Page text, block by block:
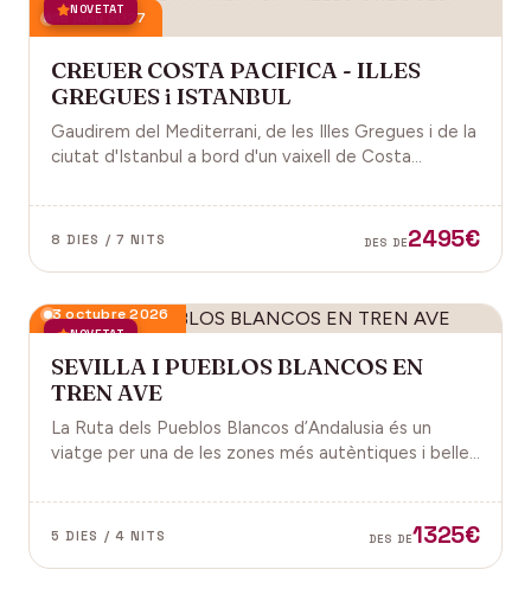
NOVETAT
18 juny 2027
CREUER COSTA PACIFICA - ILLES
GREGUES i ISTANBUL
Gaudirem del Mediterrani, de les Illes Gregues i de la
ciutat d'Istanbul a bord d'un vaixell de Costa
8 DIES / 7 NITS DES DE2495€
NOVETAT
3 octubre 2026
SEVILLA I PUEBLOS BLANCOS EN
TREN AVE
La Ruta dels Pueblos Blancos d’Andalusia és un
viatge per una de les zones més autèntiques i belles
Cadis i Màlaga. Vens amb nosaltres?
5 DIES / 4 NITS DES DE1325€